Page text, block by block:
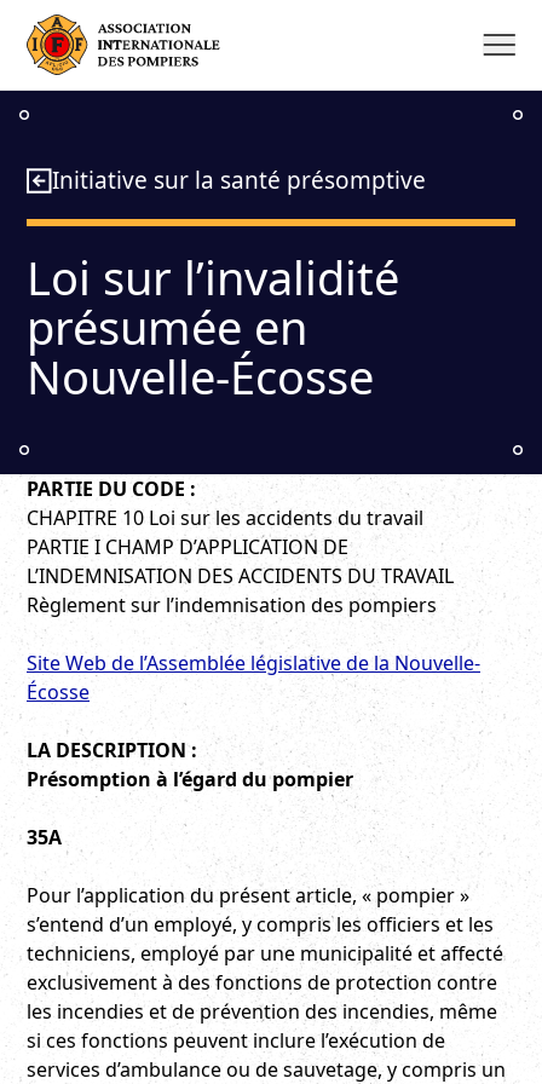
contenu
Loi sur l’invalidité
présumée en Nouvelle-
Écosse
Initiative sur la santé présomptive
PARTIE DU CODE :
CHAPITRE 10 Loi sur les accidents du travail
PARTIE I CHAMP D’APPLICATION DE L’INDEMNISATION
DES ACCIDENTS DU TRAVAIL
Règlement sur l’indemnisation des pompiers
Site Web de l’Assemblée législative de la Nouvelle-
Écosse
LA DESCRIPTION :
Présomption à l’égard du pompier
35A
Pour l’application du présent article, « pompier »
s’entend d’un employé, y compris les officiers et les
techniciens, employé par une municipalité et affecté
exclusivement à des fonctions de protection contre
les incendies et de prévention des incendies, même si
ces fonctions peuvent inclure l’exécution de services
d’ambulance ou de sauvetage, y compris un membre